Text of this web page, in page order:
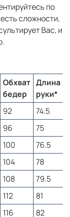
по низу
комфорт в
позволяет
Материал
движения и
повседневной
гамме—
комфорт,
вид. Он
поездок и
ряды. Для
по
сложности,
Вас, и
Обхват
бедер
Длина
руки*
92 74.5
96 75
100 76.5
104 78
108 79.5
112 81
116 82